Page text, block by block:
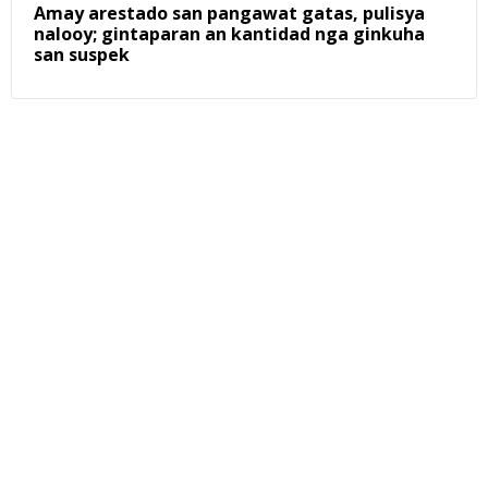
Amay arestado san pangawat gatas, pulisya
nalooy; gintaparan an kantidad nga ginkuha
san suspek